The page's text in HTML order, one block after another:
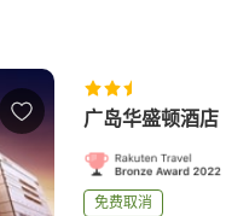
广岛华盛顿酒店
免费取消